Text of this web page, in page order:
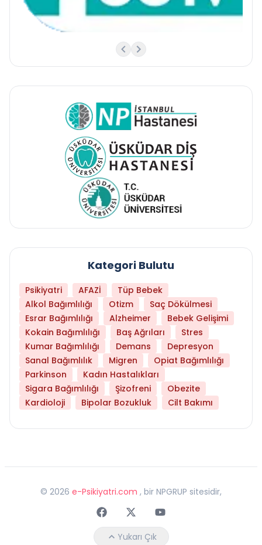
Kategori Bulutu
Psikiyatri AFAZİ
Tüp Bebek
Alkol Bağımlılığı
Otizm
Saç Dökülmesi
Esrar Bağımlılığı
Alzheimer
Bebek Gelişimi
Kokain Bağımlılığı
Baş Ağrıları
Stres
Kumar Bağımlılığı
Demans
Depresyon
Sanal Bağımlılık
Migren
Opiat Bağımlılığı
Parkinson
Kadın Hastalıkları
Sigara Bağımlılığı
Şizofreni
Obezite
Kardioloji
Bipolar Bozukluk Cilt Bakımı
© 2026 e-Psikiyatri.com , bir NPGRUP sitesidir,
FaceebokTwitterYoutube
Yukarı Çık